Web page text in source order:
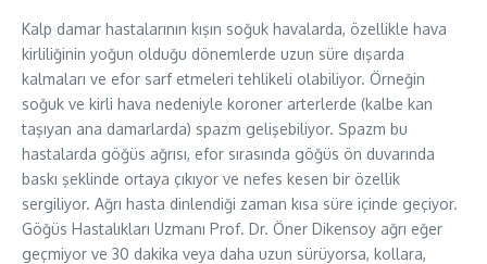
Kalp damar hastalarının kışın soğuk havalarda, özellikle hava
kirliliğinin yoğun olduğu dönemlerde uzun süre dışarda
kalmaları ve efor sarf etmeleri tehlikeli olabiliyor. Örneğin
soğuk ve kirli hava nedeniyle koroner arterlerde (kalbe kan
taşıyan ana damarlarda) spazm gelişebiliyor. Spazm bu
hastalarda göğüs ağrısı, efor sırasında göğüs ön duvarında
baskı şeklinde ortaya çıkıyor ve nefes kesen bir özellik
sergiliyor. Ağrı hasta dinlendiği zaman kısa süre içinde geçiyor.
Göğüs Hastalıkları Uzmanı Prof. Dr. Öner Dikensoy ağrı eğer
geçmiyor ve 30 dakika veya daha uzun sürüyorsa, kollara,